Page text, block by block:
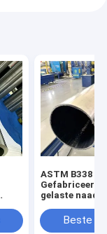
ASTM B338
Gefabriceerde
gelaste
Beste